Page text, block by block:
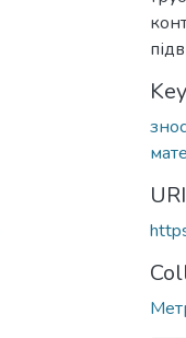
URI